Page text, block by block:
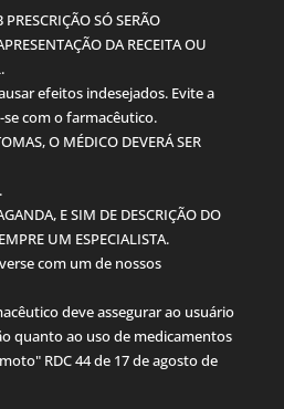
SÓ SERÃO
DA RECEITA OU
efeitos indesejados. Evite a
com o farmacêutico.
O MÉDICO DEVERÁ SER
E SIM DE DESCRIÇÃO DO
UM ESPECIALISTA.
com um de nossos
deve assegurar ao usuário
quanto ao uso de medicamentos
RDC 44 de 17 de agosto de